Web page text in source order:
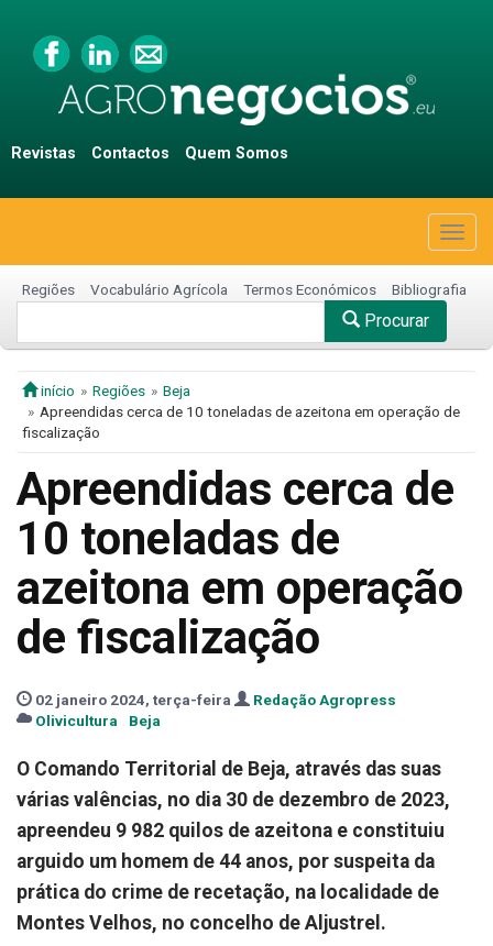
Revistas Contactos Quem Somos
Regiões Vocabulário Agrícola Termos Económicos Bibliografia
Procurar
início Regiões
Beja
Apreendidas cerca de 10 toneladas de azeitona em operação de
fiscalização
Apreendidas cerca de
10 toneladas de
azeitona em operação
de fiscalização
02 janeiro 2024, terça-feira
Redação Agropress
Olivicultura
Beja
O Comando Territorial de Beja, através das suas
várias valências, no dia 30 de dezembro de 2023,
apreendeu 9 982 quilos de azeitona e constituiu
arguido um homem de 44 anos, por suspeita da
prática do crime de recetação, na localidade de
Montes Velhos, no concelho de Aljustrel.